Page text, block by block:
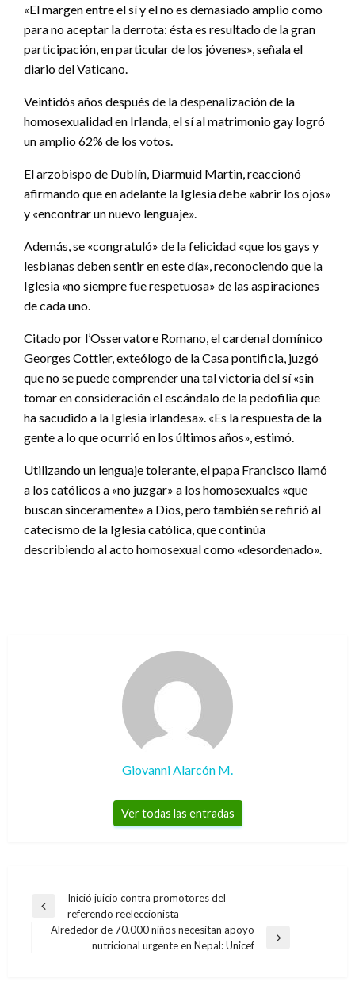
«El margen entre el sí y el no es demasiado amplio como
para no aceptar la derrota: ésta es resultado de la gran
participación, en particular de los jóvenes», señala el
diario del Vaticano.
Veintidós años después de la despenalización de la
homosexualidad en Irlanda, el sí al matrimonio gay logró
un amplio 62% de los votos.
El arzobispo de Dublín, Diarmuid Martin, reaccionó
afirmando que en adelante la Iglesia debe «abrir los ojos»
y «encontrar un nuevo lenguaje».
Además, se «congratuló» de la felicidad «que los gays y
lesbianas deben sentir en este día», reconociendo que la
Iglesia «no siempre fue respetuosa» de las aspiraciones
de cada uno.
Citado por l’Osservatore Romano, el cardenal domínico
Georges Cottier, exteólogo de la Casa pontificia, juzgó
que no se puede comprender una tal victoria del sí «sin
tomar en consideración el escándalo de la pedofilia que
ha sacudido a la Iglesia irlandesa». «Es la respuesta de la
gente a lo que ocurrió en los últimos años», estimó.
Utilizando un lenguaje tolerante, el papa Francisco llamó
a los católicos a «no juzgar» a los homosexuales «que
buscan sinceramente» a Dios, pero también se refirió al
catecismo de la Iglesia católica, que continúa
describiendo al acto homosexual como «desordenado».
Giovanni Alarcón M.
Ver todas las entradas
Navegación
entradas
Entrada
anterior
Inició juicio contra promotores del
referendo reeleccionista
Alrededor de 70.000 niños necesitan apoyo
nutricional urgente en Nepal: Unicef